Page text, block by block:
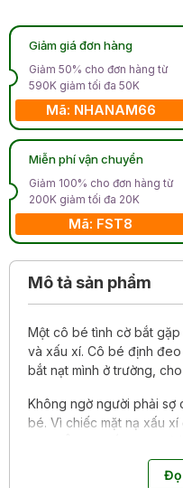
Giảm giá đơn hàng
Giảm 50% cho đơn hàng từ
590K giảm tối đa 50K
Mã: NHANAM66
Miễn phí vận chuyển
Giảm 100% cho đơn hàng từ
200K giảm tối đa 20K
Mã: FST8
Mô tả sản phẩm
Một cô bé tình cờ bắt
và xấu xí. Cô bé định
bắt nạt mình ở trường,
Không ngờ người phải sợ
bé. Vì chiếc mặt nạ xấu
xanh chết chóc, đôi mắt
sẫm màu dày bịch.